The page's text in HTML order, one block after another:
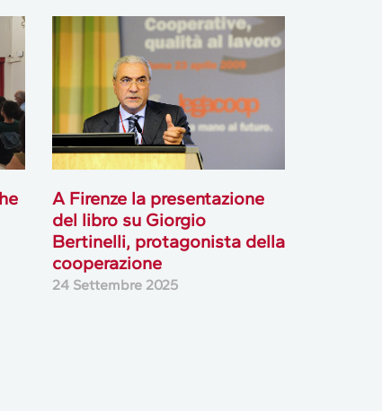
A Firenze la presentazione
del libro su Giorgio
Bertinelli, protagonista della
cooperazione
24 Settembre 2025